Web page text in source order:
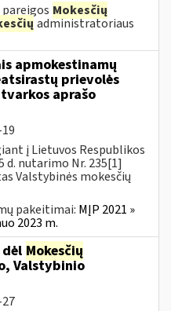
Mokesčių
administratoriaus
apmokestinamų
prievolės
aprašo
į Lietuvos Respublikos
d. nutarimo Nr. 235[1]
Valstybinės mokesčių
pakeitimai: MĮP 2021 »
2023 m.
Mokesčių
Valstybinio